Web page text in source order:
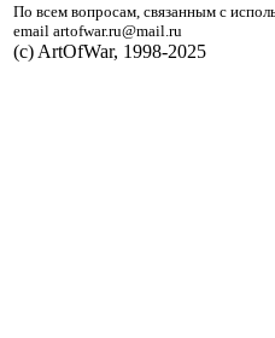
По всем вопросам, связанным с
email artofwar.ru@mail.ru
(с) ArtOfWar, 1998-2025